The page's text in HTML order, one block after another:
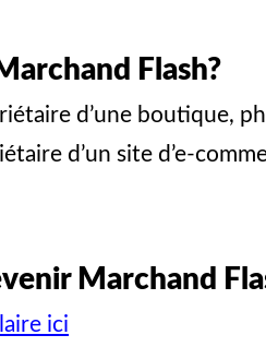
Flash?
d’une boutique,
d’un site d’e-
Marchand
ici